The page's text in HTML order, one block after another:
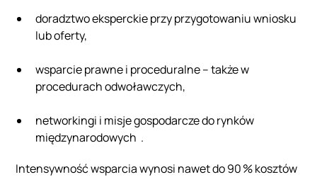
doradztwo eksperckie przy przygotowaniu wniosku
lub oferty,
wsparcie prawne i proceduralne – także w
procedurach odwoławczych,
networkingi i misje gospodarcze do rynków
międzynarodowych .
Intensywność wsparcia wynosi nawet do 90 % kosztów